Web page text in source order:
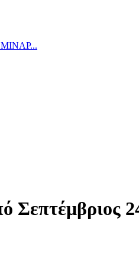
Σεπτέμβριος